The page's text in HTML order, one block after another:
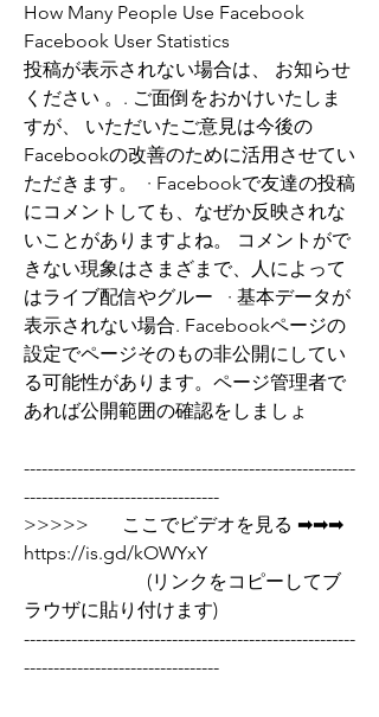
How Many People Use Facebook
Facebook User Statistics
投稿が表示されない場合は、 お知らせ
ください 。. ご面倒をおかけいたしま
すが、 いただいたご意見は今後の
Facebookの改善のために活用させてい
ただきます。  · Facebookで友達の投稿
にコメントしても、なぜか反映されな
いことがありますよね。 コメントがで
きない現象はさまざまで、人によって
はライブ配信やグルー   · 基本データが
表示されない場合. Facebookページの
設定でページそのもの非公開にしてい
る可能性があります。ページ管理者で
あれば公開範囲の確認をしましょ
--------------------------------------------------------
---------------------------------
>>>>>       ここでビデオを見る ➡➡➡
https://is.gd/kOWYxY
ラウザに貼り付けます)
--------------------------------------------------------
---------------------------------